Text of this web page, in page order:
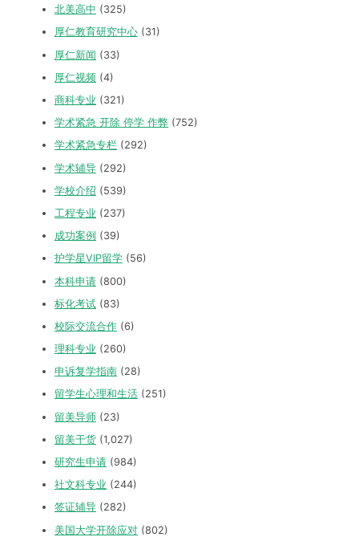
北美高中 (325)
厚仁教育研究中心 (31)
厚仁新闻 (33)
厚仁视频 (4)
商科专业 (321)
学术紧急 开除 停学 作弊 (752)
学术紧急专栏 (292)
学术辅导 (292)
学校介绍 (539)
工程专业 (237)
成功案例 (39)
护学星VIP留学 (56)
本科申请 (800)
标化考试 (83)
校际交流合作 (6)
理科专业 (260)
申诉复学指南 (28)
留学生心理和生活 (251)
留美导师 (23)
留美干货 (1,027)
研究生申请 (984)
社文科专业 (244)
签证辅导 (282)
美国大学开除应对 (802)